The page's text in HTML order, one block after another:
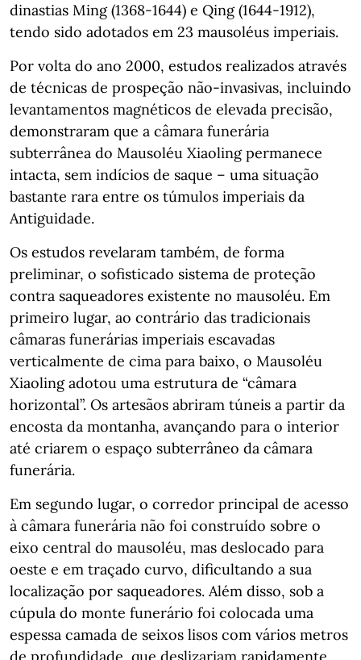
dinastias Ming (1368-1644) e Qing (1644-1912),
tendo sido adotados em 23 mausoléus imperiais.
Por volta do ano 2000, estudos realizados através
de técnicas de prospeção não-invasivas, incluindo
levantamentos magnéticos de elevada precisão,
demonstraram que a câmara funerária
subterrânea do Mausoléu Xiaoling permanece
intacta, sem indícios de saque – uma situação
bastante rara entre os túmulos imperiais da
Antiguidade.
Os estudos revelaram também, de forma
preliminar, o sofisticado sistema de proteção
contra saqueadores existente no mausoléu. Em
primeiro lugar, ao contrário das tradicionais
câmaras funerárias imperiais escavadas
verticalmente de cima para baixo, o Mausoléu
Xiaoling adotou uma estrutura de “câmara
horizontal”. Os artesãos abriram túneis a partir da
encosta da montanha, avançando para o interior
até criarem o espaço subterrâneo da câmara
funerária.
Em segundo lugar, o corredor principal de acesso
à câmara funerária não foi construído sobre o
eixo central do mausoléu, mas deslocado para
oeste e em traçado curvo, dificultando a sua
localização por saqueadores. Além disso, sob a
cúpula do monte funerário foi colocada uma
espessa camada de seixos lisos com vários metros